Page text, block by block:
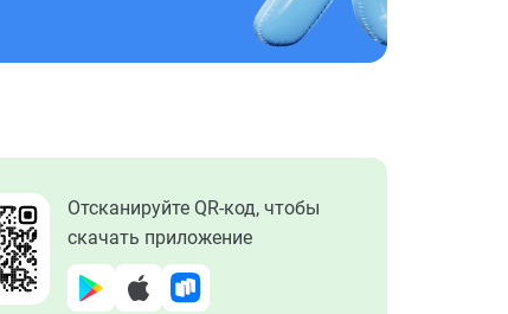
Отсканируйте QR-код, чтобы
скачать приложение